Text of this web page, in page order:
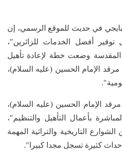
في حديث للموقع الرسمي، إن
توفير أفضل الخدمات للزائرين"،
المقدسة وضعت خطة لإعادة تأهيل
الإمام الحسين (عليه السلام)،
الإمام الحسين (عليه السلام)،
بأعمال التأهيل والتنظيم"،
التاريخية والتراثية المهمة
كثيرة تسجل مجدا كبيرا".